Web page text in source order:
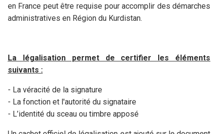
en France peut être requise pour accomplir des démarches
administratives en Région du Kurdistan.
La légalisation permet de certifier les éléments
suivants :
- La véracité de la signature
- La fonction et l'autorité du signataire
- L’identité du sceau ou timbre apposé